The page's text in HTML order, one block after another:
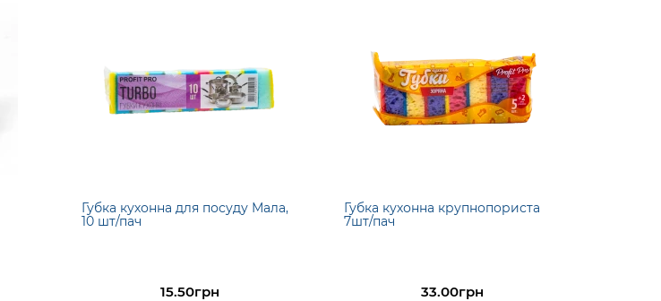
Губка кухонна для посуду Мала,
10 шт/пач
15.50грн
Губка кухонна крупнопориста
7шт/пач
33.00грн